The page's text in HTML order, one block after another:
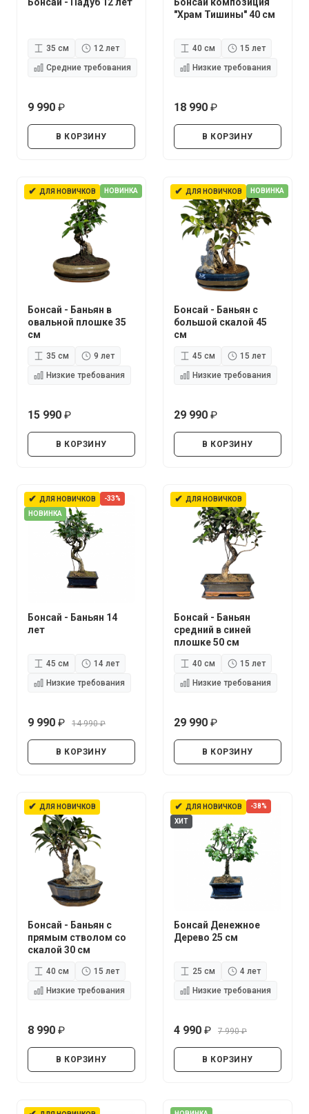
35 см
12 лет
Средние требования
9 990
В КОРЗИНУ
"Храм Тишины" 40 см
40 см
15 лет
Низкие требования
18 990
В КОРЗИНУ
✔ ДЛЯ НОВИЧКОВ НОВИНКА
Бонсай - Баньян в
овальной плошке 35
см
35 см
9 лет
Низкие требования
15 990
В КОРЗИНУ
✔ ДЛЯ НОВИЧКОВ НОВИНКА
Бонсай - Баньян с
большой скалой 45
см
45 см
15 лет
Низкие требования
29 990
В КОРЗИНУ
✔ ДЛЯ НОВИЧКОВ
-33%
НОВИНКА
Бонсай - Баньян 14
лет
45 см
14 лет
Низкие требования
9 990
14 990
В КОРЗИНУ
✔ ДЛЯ НОВИЧКОВ
Бонсай - Баньян
средний в синей
плошке 50 см
40 см
15 лет
Низкие требования
29 990
В КОРЗИНУ
✔ ДЛЯ НОВИЧКОВ
Бонсай - Баньян с
прямым стволом со
скалой 30 см
40 см
15 лет
Низкие требования
8 990
В КОРЗИНУ
✔ ДЛЯ НОВИЧКОВ
-38%
ХИТ
Бонсай Денежное
Дерево 25 см
25 см
4 лет
Низкие требования
4 990
7 990
В КОРЗИНУ